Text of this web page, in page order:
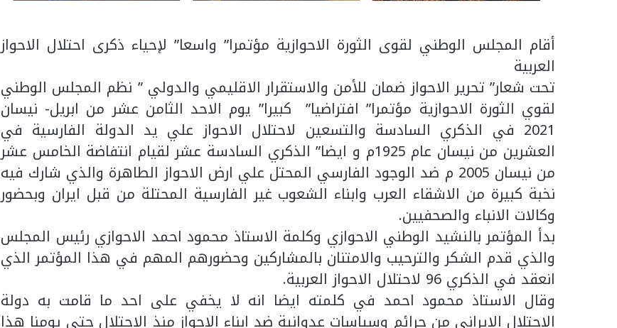
أقام المجلس الوطني لقوى الثورة الاحوازية مؤتمرا” واسعا” لإحياء ذكرى احتلال الاحواز
العربية
تحت شعار” تحرير الاحواز ضمان للأمن والاستقرار الاقليمي والدولي ” نظم المجلس الوطني
لقوي الثورة الاحوازية مؤتمرا” افتراضيا” كبيرا” يوم الاحد الثامن عشر من ابريل- نيسان
2021 في الذكري السادسة والتسعين لاحتلال الاحواز علي يد الدولة الفارسية في
العشرين من نيسان عام 1925م و ايضا” الذكري السادسة عشر لقيام انتفاضة الخامس عشر
من نيسان 2005 م ضد الوجود الفارسي المحتل علي ارض الاحواز الطاهرة والذي شارك فيه
نخبة كبيرة من الاشقاء العرب وابناء الشعوب غير الفارسية المحتلة من قبل ايران وبحضور
وكالات الانباء والصحفيين.
بدأ المؤتمر بالنشيد الوطني الاحوازي وكلمة الاستاذ محمود احمد الاحوازي رئيس المجلس
والذي قدم الشكر والترحيب والامتنان بالمشاركين وحضورهم المهم في هذا المؤتمر الذي
انعقد في الذكري 96 لاحتلال الاحواز العربية.
وقال الاستاذ محمود احمد في كلمته ايضا انه لا يخفي على احد ما قامت به دولة
الاحتلال الايراني من جرائم وسياسات عدوانية ضد ابناء الاحواز منذ الاحتلال حتي يومنا هذا